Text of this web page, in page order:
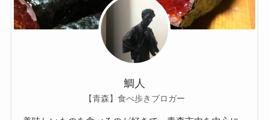
鯛人
【青森】食べ歩きブロガー